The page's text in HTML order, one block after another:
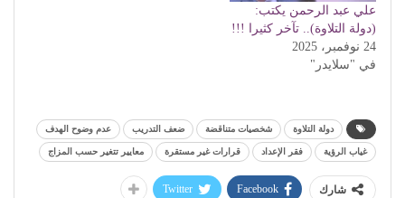
علي عبد الرحمن يكتب:
(دولة التلاوة).. تآخر كثيرا !!!
24 نوفمبر، 2025
في "سلايدر"
دولة التلاوة شخصيات متناقضة ضعف التدريب عدم وضوح الهدف
غياب الرؤية فقر الإعداد قرارات غير مستقرة معايير تتغير حسب المزاج
شارك Facebook
Twitter